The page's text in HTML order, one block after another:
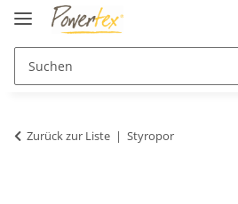
Zurück zur Liste Styropor